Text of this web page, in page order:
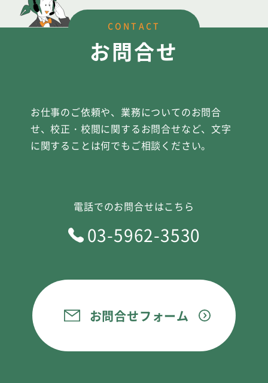
CONTACT
お問合せ
お仕事のご依頼や、業務についてのお問合
せ、校正・校閲に関するお問合せなど、文字
に関することは何でもご相談ください。
電話でのお問合せはこちら
03-5962-3530
お問合せフォーム